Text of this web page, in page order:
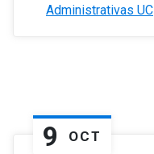
Administrativas UC
9 OCT